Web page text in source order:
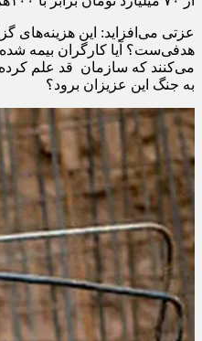
عزتی می‌افزاید: این هزینه‌های
هدفی‌ست؟ آیا کارگران بیمه شده
می‌کنند که سازمان قد علم کرده
به جنگ این عزیزان برود؟